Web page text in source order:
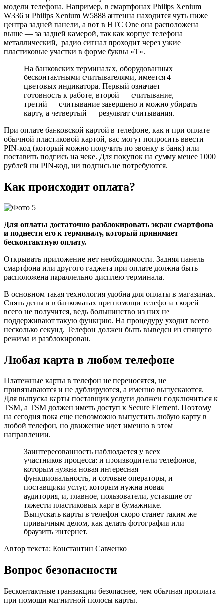
модели телефона. Например, в смартфонах Philips Xenium
W336 и Philips Xenium W5888 антенна находится чуть ниже
центра задней панели, а вот в HTC One она расположена
выше — за задней камерой, так как корпус телефона
металлический, радио сигнал проходит через узкие
пластиковые участки в форме буквы «Т».
На банковских терминалах, оборудованных
бесконтактными считывателями, имеется 4
цветовых индикатора. Первый означает
готовность к работе, второй — считывание,
третий — считывание завершено и можно убирать
карту, а четвертый — результат считывания.
При оплате банковской картой в телефоне, как и при оплате
обычной пластиковой картой, вас могут попросить ввести
PIN-код (который можно получить по звонку в банк) или
поставить подпись на чеке. Для покупок на сумму менее 1000
рублей ни PIN-код, ни подпись не потребуются.
Как происходит оплата?
Для оплаты достаточно разблокировать экран смартфона
и поднести его к терминалу, который принимает
бесконтактную оплату.
Открывать приложение нет необходимости. Задняя панель
смартфона или другого гаджета при оплате должна быть
расположена параллельно дисплею терминала.
В основном такая технология удобна для оплаты в магазинах.
Снять деньги в банкоматах при помощи телефона скорей
всего не получится, ведь большинство из них не
поддерживают такую функцию. На процедуру уходит всего
несколько секунд. Телефон должен быть выведен из спящего
режима и разблокирован.
Любая карта в любом телефоне
Платежные карты в телефон не переносятся, не
привязываются и не дублируются, а именно выпускаются.
Для выпуска карты поставщик услуги должен подключиться к
TSM, а TSM должен иметь доступ к Secure Element. Поэтому
на сегодня пока еще невозможно выпустить любую карту в
любой телефон, но движение идет именно в этом
направлении.
Заинтересованность наблюдается у всех
участников процесса: и производители телефонов,
которым нужна новая интересная
функциональность, и сотовые операторы, и
поставщики услуг, которым нужна новая
аудитория, и, главное, пользователи, уставшие от
тяжести пластиковых карт в бумажнике.
Выпускать карты в телефон скоро станет таким же
привычным делом, как делать фотографии или
браузить интернет.
Автор текста: Константин Савченко
Вопрос безопасности
Бесконтактные транзакции безопаснее, чем обычная проплата
при помощи магнитной полосы карты.